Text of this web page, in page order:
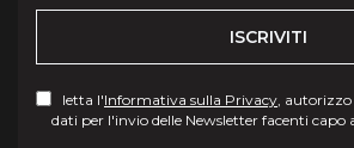
ISCRIVITI
letta l'Informativa sulla Privacy ,
dati per l'invio delle Newsletter facenti capo